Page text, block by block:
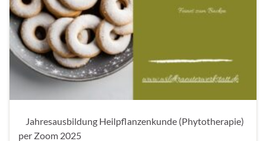
Jahresausbildung Heilpflanzenkunde (Phytotherapie)
per Zoom 2025